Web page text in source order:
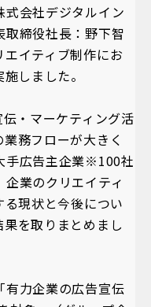
会社デジタルイン
締役社長：野下智
イティブ制作にお
しました。
・マーケティング活
務フローが大きく
手広告主企業※100社
業のクリエイティ
現状と今後につい
を取りまとめまし
力企業の広告宣伝